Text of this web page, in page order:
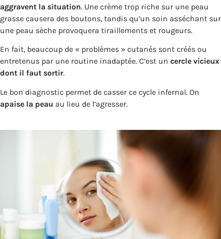
aggravent la situation. Une crème trop riche sur une peau
grasse causera des boutons, tandis qu’un soin asséchant sur
une peau sèche provoquera tiraillements et rougeurs.
En fait, beaucoup de « problèmes » cutanés sont créés ou
entretenus par une routine inadaptée. C’est un cercle vicieux
dont il faut sortir.
Le bon diagnostic permet de casser ce cycle infernal. On
apaise la peau au lieu de l’agresser.